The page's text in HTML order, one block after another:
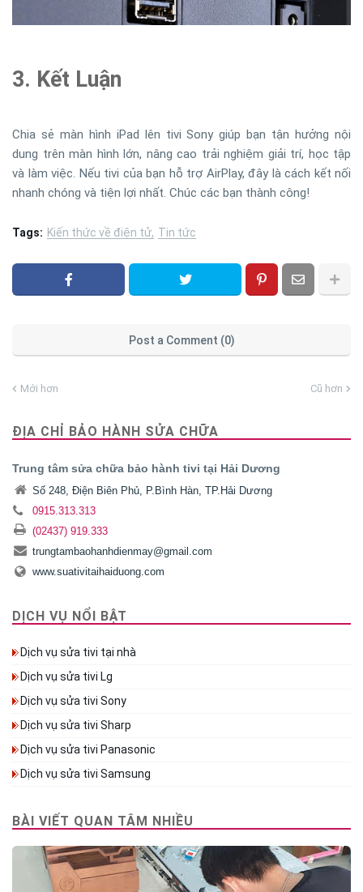
3. Kết Luận
Chia sẻ màn hình iPad lên tivi Sony giúp bạn tận hưởng nội
dung trên màn hình lớn, nâng cao trải nghiệm giải trí, học tập
và làm việc. Nếu tivi của bạn hỗ trợ AirPlay, đây là cách kết nối
nhanh chóng và tiện lợi nhất. Chúc các bạn thành công!
Tags: Kiến thức về điện tử Tin tức
Post a Comment (0)
Mới hơn Cũ hơn
ĐỊA CHỈ BẢO HÀNH SỬA CHỮA
Trung tâm sửa chữa bảo hành tivi tại Hải Dương
Số 248, Điện Biên Phủ, P.Bình Hàn, TP.Hải Dương
0915.313.313
(02437) 919.333
trungtambaohanhdienmay@gmail.com
www.suativitaihaiduong.com
DỊCH VỤ NỔI BẬT
Dịch vụ sửa tivi tại nhà
Dịch vụ sửa tivi Lg
Dịch vụ sửa tivi Sony
Dịch vụ sửa tivi Sharp
Dịch vụ sửa tivi Panasonic
Dịch vụ sửa tivi Samsung
BÀI VIẾT QUAN TÂM NHIỀU